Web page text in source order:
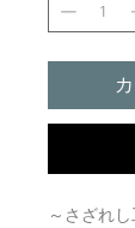
～さざれ